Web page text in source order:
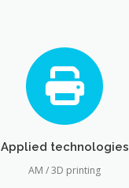
Applied technologies
AM / 3D printing